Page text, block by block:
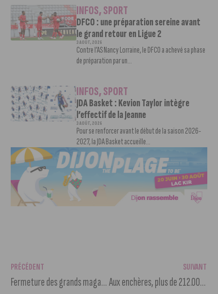
INFOS,SPORT
DFCO : une préparation sereine avant
le grand retour en Ligue 2
3 AOÛT, 2026
Contre l’AS Nancy Lorraine, le DFCO a achevé sa phase
de préparation par un...
INFOS,SPORT
JDA Basket : Kevion Taylor intègre
l’effectif de la Jeanne
3 AOÛT, 2026
Pour se renforcer avant le début de la saison 2026-
2027, la JDA Basket accueille...
PRÉCÉDENT
Fermeture des grands magasins, consommer local, vaccinations, manifestations, DFCO : l’actu au p’tit dej’ de ce lundi 1er février 2021
SUIVANT
Aux enchères, plus de 212.000 euros pour le Sidaction